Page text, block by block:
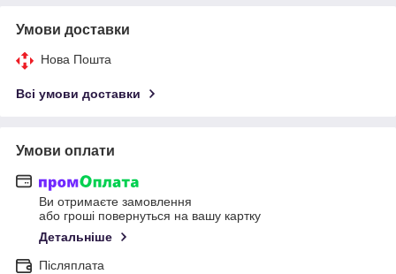
Умови доставки
Нова Пошта
Всі умови доставки
Умови оплати
Ви отримаєте замовлення
або гроші повернуться на вашу картку
Детальніше
Післяплата